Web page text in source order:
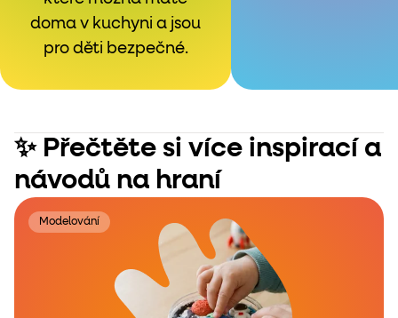
doma v kuchyni a jsou
pro děti bezpečné.
✨ Přečtěte si více inspirací a
návodů na hraní
Modelování